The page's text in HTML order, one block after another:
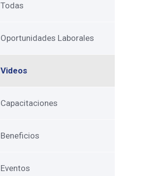
Todas
Oportunidades Laborales
Videos
Capacitaciones
Beneficios
Eventos